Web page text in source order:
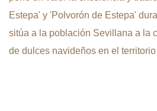
Estepa' y 'Polvorón de Estepa'
sitúa a la población Sevillana a la
de dulces navideños en el